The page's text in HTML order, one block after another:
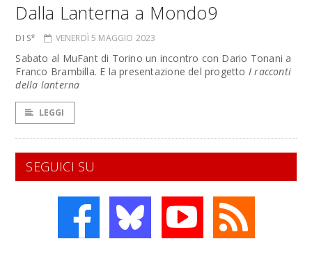
Dalla Lanterna a Mondo9
DI S* VENERDÌ 5 MAGGIO 2023
Sabato al MuFant di Torino un incontro con Dario Tonani a
Franco Brambilla. E la presentazione del progetto I racconti
della lanterna
LEGGI
SEGUICI SU